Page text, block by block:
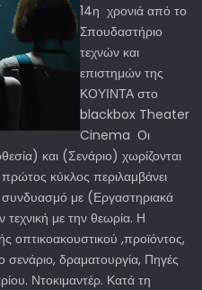
14η χρονιά από το
Σπουδαστήριο
τεχνών και
επιστημών της
ΚΟΥΙΝΤΑ στο
blackbox Theater
Cinema Οι
και (Σενάριο) χωρίζονται
κύκλος περιλαμβάνει
με (Εργαστηριακά
με την θεωρία. Η
οπτικοακουστικού ,προϊόντος,
σενάριο, δραματουργία, Πηγές
Ντοκιμαντέρ. Κατά τη